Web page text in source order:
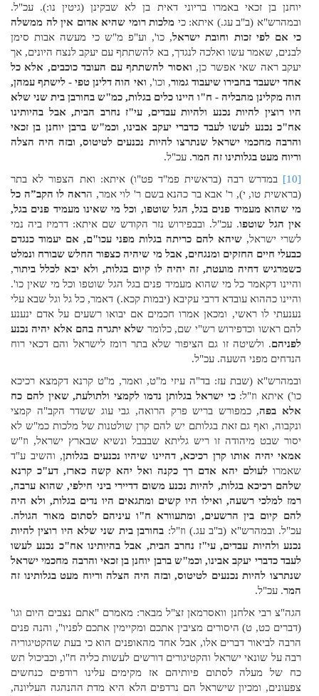
יוחנן בן זכאי באמרו בריוני דאית בן לא שבקינן (גיטין נו:). עכ"ל.
ובמהרש"א (ב"ב עג.) איתא: כי מלכות רומי שהיא אדום אין לה ממשלה
כי אם לפי זכות וחובת ישראל, כו', וע"פ מ"ש כי מעשה אבות סימן
לבנים, שאמר עשו ואלכה לנגדך, בא להשתתף עם יעקב לנצח היונים, אך
יעקב ראה שאי אפשר כן, ואסור להשתתף עם העובד כוכבים, אלא כל
אחד ישעבד בחבירו שיעבוד גמור, וכו', ואי הוה דלינן טפי - לישתף עמהן,
הוה מקלינן מהבליה - ח"ו היינו כלים בגלות, כמ"ש בחורבן בית שני שלא
היו רוצין להיות נכנע ולהיות עבדים, עי"ז נחרב הבית, אבל בהיותינו
אח"כ נכנע לעשו לעבד כדברי יעקב אבינו, וכמ"ש ברבן יוחנן בן זכאי
והרבה מחכמי ישראל שנתרצו להיות נכנעים לטיטוס, ובזה היה הצלה
וריוח מעט בגלותינו זה המר. עכ"ל.
[10]
במדרש רבה (בראשית פמ"ד פט"ו) איתא: ואת הצפור לא בתר
(בראשית טו, י), ר' אבא בר כהנא בשם ר' לוי אמר, הראה לו הקב”ה כל
מי שהוא מעמיד פנים בגל, הגל שוטפו, וכל מי שאינו מעמיד פנים בגל,
אין הגל שוטפו. עכ"ל. ובבפירוש נזר הקודש שם איתא: דרמיז ביה נמי
לשרי ישראל, שיהא להם כריתה בגלות מפני עכו"ם, אם יעמוד כנגדם
כבעלי חיים החזקים ומנגחים, אבל מי שיהיה כצפור החלש שבורח ונמלט
כשמרגיש דחיה מועטת, זה יהיה לו קיום בגלות, ולא יבא לכלל ביתור,
והיינו דקאמר כל מי שהוא מעמיד פנים בגל הגל שוטפו וכל מי שאין כו'.
והיינו כההוא עובדא דרבי עקיבא (יבמות קכא.) דאמר, כל גל וגל שבא עלי
נענעתי לו ראשי, ומכאן אמרו חכמים אם יבואו רשעים על אדם ינענע
להם ראשו וכדפירוש רש"י שם, כלומר שלא יתגרה בהם אלא יהיה נכנע
לפניהם. ולשיטה זו גם הציפור שלא בתר רומז לישראל והם דכאי רוח
הנדחים מפני השעה. עכ"ל.
ובמהרש"א (שבת עז: בד"ה עיזי מ"ט, ואמר, מ"ט קרנא דקמצא רכיכא
כו') איתא וז"ל:כי ישראל בגלותן נדמו לקמצי ולתולעת, שאין להם כח
אלא בפה, כמפורש בריש פרק הרואה, גבי עוג ששדר הקב"ה קמצי
ונקבוה, ואף גם זאת בגלותם יש להם קרן שולטנות של מלכות כמ"ש לא
יסור שבט מיהודה זו ריש גליתא שבבבל ונשיא שבארץ ישראל, וז"ש
אמאי יהיה אותו קרן רכיכא, דהיינו שיהיו נכנעים בגלותן, והשיב ע"ד
שאמרו לעולם יהא אדם רך כקנה ואל יהא קשה כארז, דע"כ קרנא
שלהם רכיכא בגלות, להיות נכנע משום דדיירי ביני חילפי, שהוא ערבה,
רמז למלכי רשעה, ואילו היו קשים ומתגאים היו נדים בגלות, ולא היה
להם קיום בין הרשעים, ומתעוורא ח"ו עיניהם לסתום מאור הגולה.
עכ"ל. ובמהרש"א (ב"ב עג.) וז"ל: בחורבן בית שני שלא היו רוצין להיות
נכנע ולהיות עבדים, עי"ז נחרב הבית, אבל בהיותינו אח"כ נכנע לעשו
לעבד כדברי יעקב אבינו, וכמ"ש ברבן יוחנן בן זכאי והרבה מחכמי ישראל
שנתרצו להיות נכנעים לטיטוס, ובזה היה הצלה וריוח מעט בגלותינו זה
המר. עכ"ל.
הגה"צ רבי אלחנן וואסרמאן זצ"ל מבאר: מאמרם "אתם נצבים היום וגו'
(דברים כט, ט) היסורים מציבין אתכם ומקיימין אתכם לפניו", והנה פנים
הרבה לביאור דברים אלו, אבל אחד מהאופנים הוא כי בעת שהקטיגוריה
רבה על שונאי ישראל והקטיגורים דורשים לעשות כליה ח"ו, וכביכול תש
כח של מעלה לסתום פיותיהם אז מקימים עלינו רודפים כנחשים
צפעונים, ומכיון שישראל הם נרדפים הלא היא מדת ההנהגה העליונה,